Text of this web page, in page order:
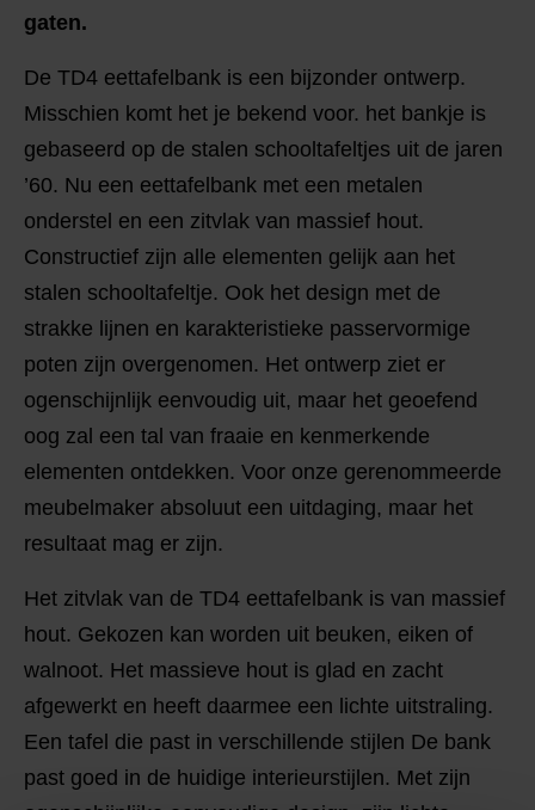
gaten.
De TD4 eettafelbank is een bijzonder ontwerp.
Misschien komt het je bekend voor. het bankje is
gebaseerd op de stalen schooltafeltjes uit de jaren
’60. Nu een eettafelbank met een metalen
onderstel en een zitvlak van massief hout.
Constructief zijn alle elementen gelijk aan het
stalen schooltafeltje. Ook het design met de
strakke lijnen en karakteristieke passervormige
poten zijn overgenomen. Het ontwerp ziet er
ogenschijnlijk eenvoudig uit, maar het geoefend
oog zal een tal van fraaie en kenmerkende
elementen ontdekken. Voor onze gerenommeerde
meubelmaker absoluut een uitdaging, maar het
resultaat mag er zijn.
Het zitvlak van de TD4 eettafelbank is van massief
hout. Gekozen kan worden uit beuken, eiken of
walnoot. Het massieve hout is glad en zacht
afgewerkt en heeft daarmee een lichte uitstraling.
Een tafel die past in verschillende stijlen De bank
past goed in de huidige interieurstijlen. Met zijn